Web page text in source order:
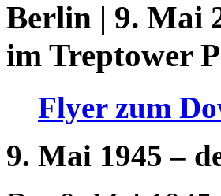
Berlin | 9. Mai
im Treptower
Flyer zum
9. Mai 1945 –